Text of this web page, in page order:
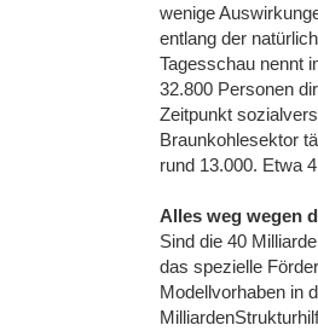
wenige
entlang der
Tagesschau nennt
32.800 Personen
Zeitpunkt
Braunkohlesektor
rund 13.000. Etwa
Alles weg wegen
Sind die 40
das spezielle
Modellvorhaben in